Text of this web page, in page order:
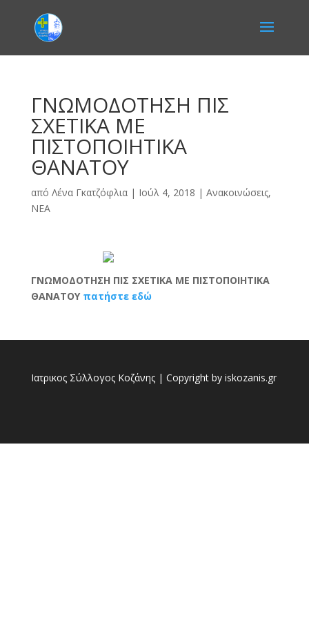
ΓΝΩΜΟΔΟΤΗΣΗ ΠΙΣ
ΣΧΕΤΙΚΑ ΜΕ
ΠΙΣΤΟΠΟΙΗΤΙΚΑ
ΘΑΝΑΤΟΥ
από Λένα Γκατζόφλια| Ιούλ 4, 2018 | Ανακοινώσεις,
ΝΕΑ
ΓΝΩΜΟΔΟΤΗΣΗ ΠΙΣ ΣΧΕΤΙΚΑ ΜΕ ΠΙΣΤΟΠΟΙΗΤΙΚΑ
ΘΑΝΑΤΟΥ πατήστε εδώ
Ιατρικος Σύλλογος Κοζάνης | Copyright by iskozanis.gr